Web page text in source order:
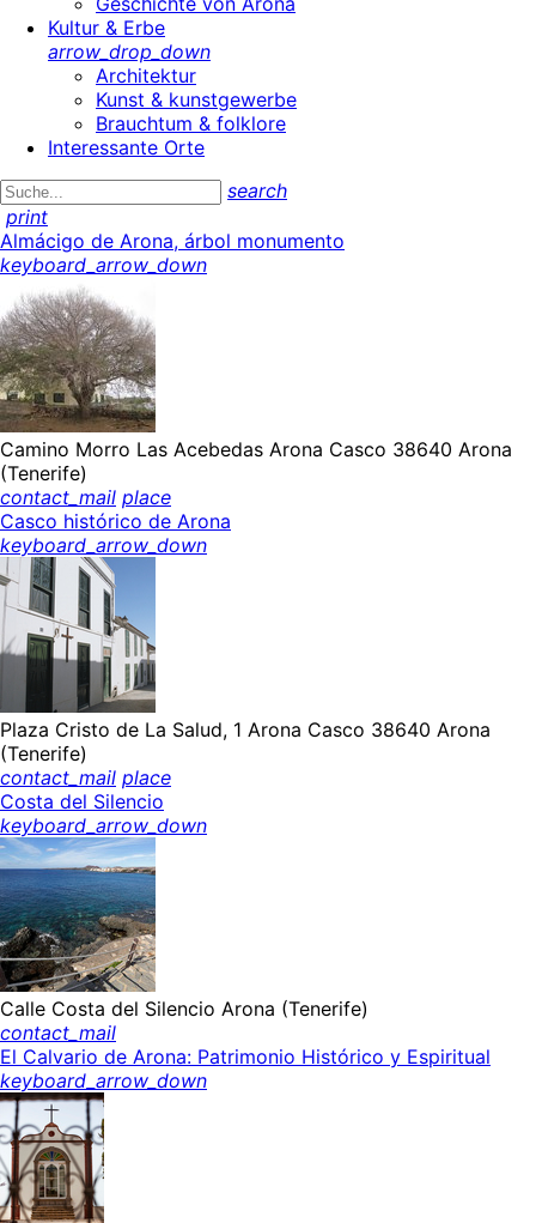
Kultur & Erbe
arrow_drop_down
Architektur
Kunst & kunstgewerbe
Brauchtum & folklore
Interessante Orte
search
print
Almácigo de Arona, árbol monumento
keyboard_arrow_down
Camino Morro Las Acebedas Arona Casco 38640 Arona
(Tenerife)
contact_mail place
Casco histórico de Arona
keyboard_arrow_down
Plaza Cristo de La Salud, 1 Arona Casco 38640 Arona
(Tenerife)
contact_mail place
Costa del Silencio
keyboard_arrow_down
Calle Costa del Silencio Arona (Tenerife)
contact_mail
El Calvario de Arona: Patrimonio Histórico y Espiritual
keyboard_arrow_down